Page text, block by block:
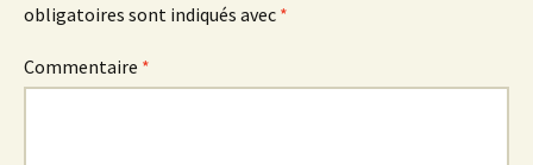
obligatoires sont indiqués avec *
Commentaire *